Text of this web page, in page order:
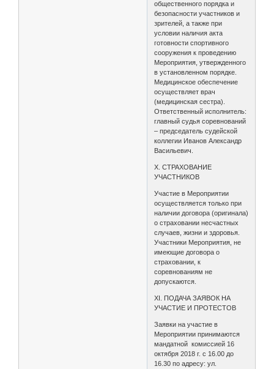
общественного порядка и
безопасности участников и
зрителей, а также при
условии наличия акта
готовности спортивного
сооружения к проведению
Мероприятия, утвержденного
в установленном порядке.
Медицинское обеспечение
осуществляет врач
(медицинская сестра).
Ответственный исполнитель:
главный судья соревнований
– председатель судейской
коллегии Иванов Александр
Васильевич.
X. СТРАХОВАНИЕ
УЧАСТНИКОВ
Участие в Мероприятии
осуществляется только при
наличии договора (оригинала)
о страховании несчастных
случаев, жизни и здоровья.
Участники Мероприятия, не
имеющие договора о
страховании, к
соревнованиям не
допускаются.
XI. ПОДАЧА ЗАЯВОК НА
УЧАСТИЕ И ПРОТЕСТОВ
Заявки на участие в
Мероприятии принимаются
мандатной комиссией 16
октября 2018 г. с 16.00 до
16.30 по адресу: ул.